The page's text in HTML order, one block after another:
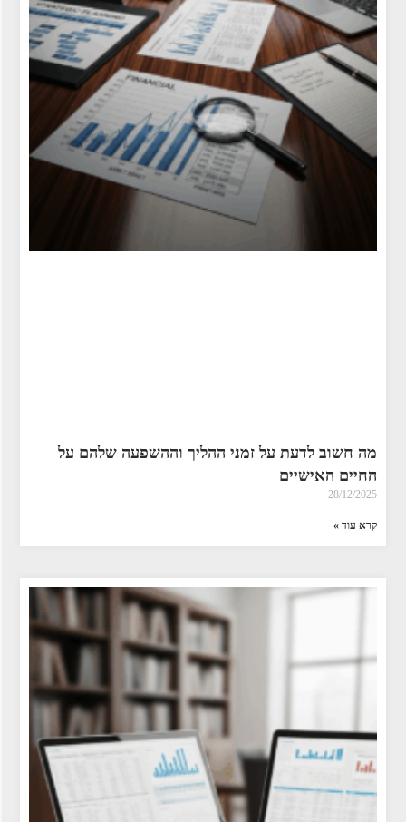
מה חשוב לדעת על זמני ההליך וההשפעה שלהם על
החיים האישיים
28/12/2025
קרא עוד »